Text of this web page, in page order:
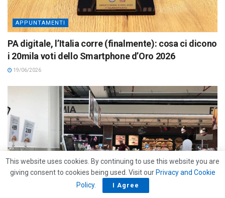
APPUNTAMENTI
PA digitale, l’Italia corre (finalmente): cosa ci dicono
i 20mila voti dello Smartphone d’Oro 2026
19/06/2026
This website uses cookies. By continuing to use this website you are
giving consent to cookies being used. Visit our Privacy and Cookie
Policy. I Agree